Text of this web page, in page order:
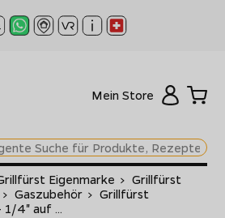
Mein Store
Eigenmarke > Grillfürst
> Gaszubehör > Grillfürst
1/4" auf ...